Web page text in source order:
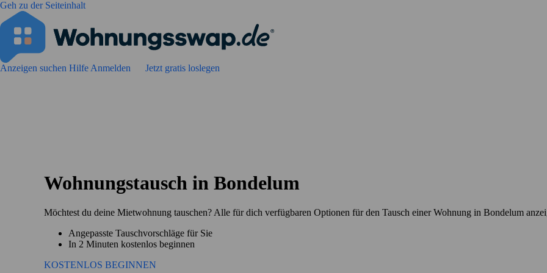
Geh zu der Seiteinhalt
Anzeigen suchen Hilfe Anmelden Jetzt gratis loslegen
Wohnungstausch in Bondelum
Möchtest du deine Mietwohnung tauschen? Alle für dich verfügbaren Optionen für den Tausch einer Wohnung in Bondelum
Angepasste Tauschvorschläge für Sie
In 2 Minuten kostenlos beginnen
KOSTENLOS BEGINNEN